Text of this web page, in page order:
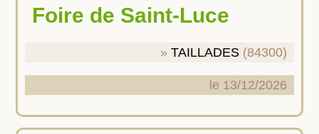
Foire de Saint-Luce
TAILLADES (84300)
le 13/12/2026